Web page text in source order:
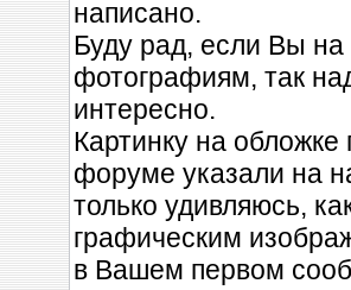
написано.
Буду рад, если Вы на
фотографиям, так
интересно.
Картинку на
форуме указали на
только удивляюсь,
графическим
в Вашем первом